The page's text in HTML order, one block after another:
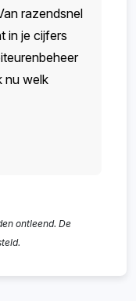
razendsnel
in je cijfers
nu welk
ontleend. De